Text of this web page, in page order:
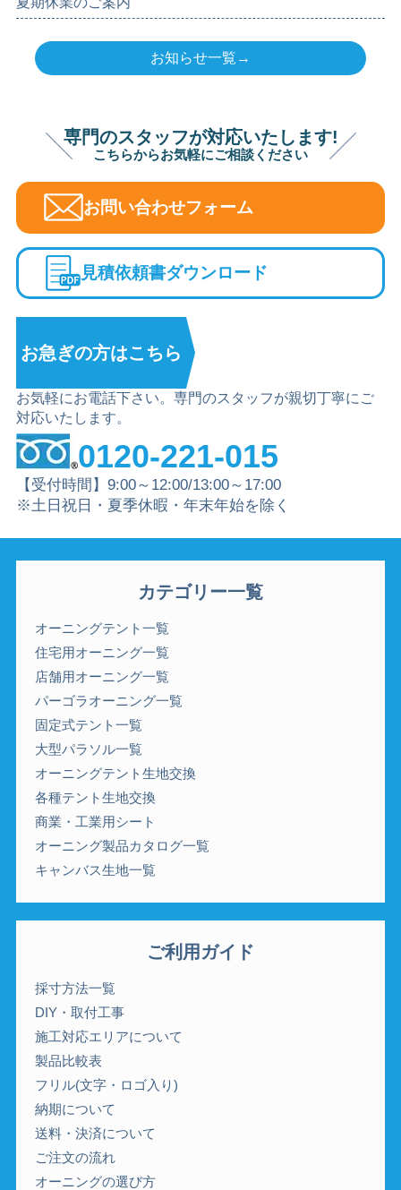
お知らせ一覧→
専門のスタッフが対応いたします!
こちらからお気軽にご相談ください
お問い合わせフォーム
見積依頼書ダウンロード
お急ぎの方はこちら
お気軽にお電話下さい。専門のスタッフが親切丁寧にご
対応いたします。
0120-221-015
【受付時間】9:00～12:00/13:00～17:00
※土日祝日・夏季休暇・年末年始を除く
カテゴリー一覧
オーニングテント一覧
住宅用オーニング一覧
店舗用オーニング一覧
パーゴラオーニング一覧
固定式テント一覧
大型パラソル一覧
オーニングテント生地交換
各種テント生地交換
商業・工業用シート
オーニング製品カタログ一覧
キャンバス生地一覧
ご利用ガイド
採寸方法一覧
DIY・取付工事
施工対応エリアについて
製品比較表
フリル(文字・ロゴ入り)
納期について
送料・決済について
ご注文の流れ
オーニングの選び方